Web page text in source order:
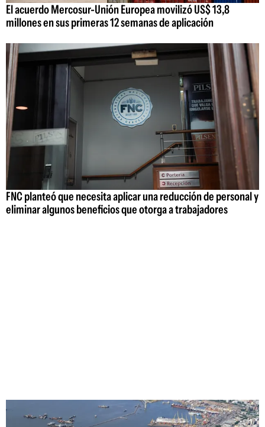
El acuerdo Mercosur-Unión Europea movilizó US$ 13,8
millones en sus primeras 12 semanas de aplicación
FNC planteó que necesita aplicar una reducción de personal y
eliminar algunos beneficios que otorga a trabajadores